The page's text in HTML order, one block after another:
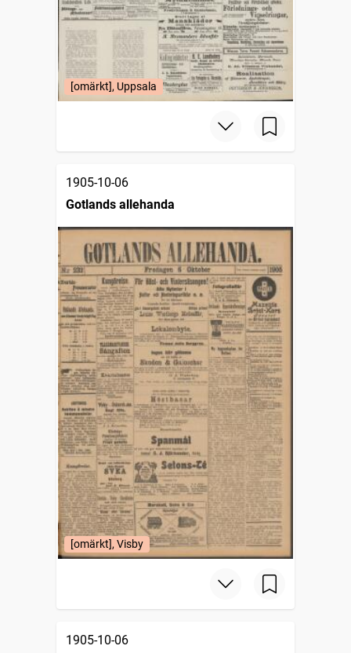
[omärkt], Uppsala
1905-10-06
Gotlands allehanda
[omärkt], Visby
1905-10-06